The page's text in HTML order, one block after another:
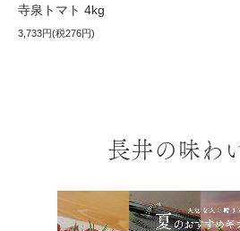
寺泉トマト 4kg
3,733円(税276円)
長井の味わ